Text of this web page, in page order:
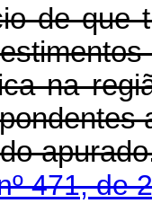
de que
na
471, de